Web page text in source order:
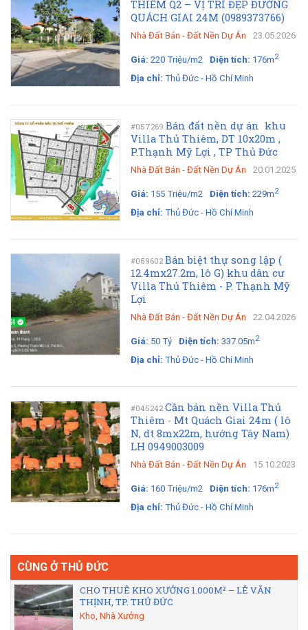
THIÊM Q2 – VỊ TRÍ ĐẸP ĐƯỜNG
QUÁCH GIAI 24M (0989373766)
Nhà Đất Bán - Đất Nền Dự Án 23.05.2026
Giá: 220 Triệu/m2 Diện tích: 176m2
Địa chỉ: Thủ Đức - Hồ Chí Minh
#057269 Bán đất nền dự án khu
Villa Thủ Thiêm, DT 10x20m ,
P.Thạnh Mỹ Lợi , TP Thủ Đức
Nhà Đất Bán - Đất Nền Dự Án 20.01.2025
Giá: 155 Triệu/m2 Diện tích: 229m2
Địa chỉ: Thủ Đức - Hồ Chí Minh
#059602 Bán biệt thự song lập (
12.4mx27.2m, lô G) khu dân cư
Villa Thủ Thiêm - P. Thạnh Mỹ
Lợi
Nhà Đất Bán - Đất Nền Dự Án 22.04.2026
Giá: 50 Tỷ Diện tích: 337.05m2
Địa chỉ: Thủ Đức - Hồ Chí Minh
#045242 Cần bán nền Villa Thủ
Thiêm - Mt Quách Giai 24m ( lô
N, dt 8mx22m, hướng Tây Nam)
LH 0949003009
Nhà Đất Bán - Đất Nền Dự Án 15.10.2023
Giá: 160 Triệu/m2 Diện tích: 176m2
Địa chỉ: Thủ Đức - Hồ Chí Minh
CÙNG Ở THỦ ĐỨC
CHO THUÊ KHO XƯỞNG 1.000M² – LÊ VĂN
THỊNH, TP. THỦ ĐỨC
Kho, Nhà Xưởng